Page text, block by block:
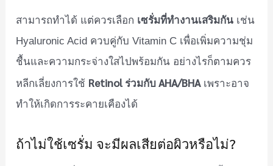
สามารถทำได้ แต่ควรเลือก เซรั่มที่ทำงานเสริมกัน เช่น
Hyaluronic Acid ควบคู่กับ Vitamin C เพื่อเพิ่มความชุ่ม
ชื้นและความกระจ่างใสไปพร้อมกัน อย่างไรก็ตามควร
หลีกเลี่ยงการใช้ Retinol ร่วมกับ AHA/BHAเพราะอาจ
ทำให้เกิดการระคายเคืองได้
ถ้าไม่ใช้เซรั่ม จะมีผลเสียต่อผิวหรือไม่?